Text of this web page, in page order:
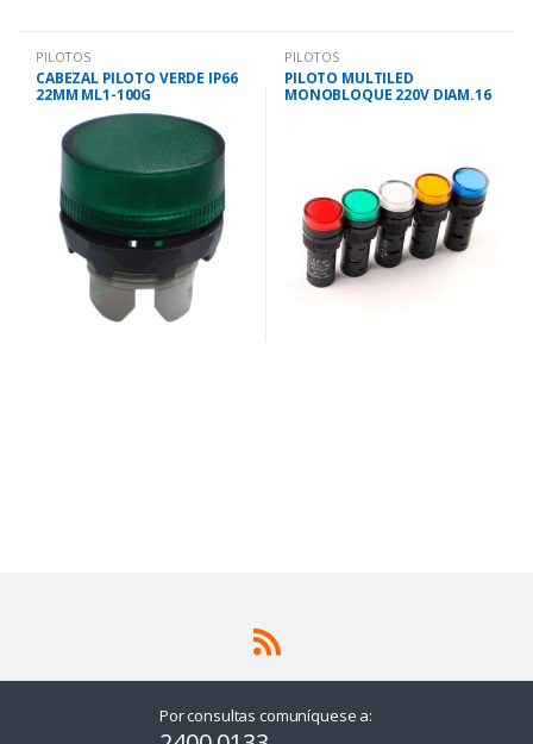
PILOTOS
CABEZAL PILOTO VERDE IP66
22MM ML1-100G
PILOTOS
PILOTO MULTILED
MONOBLOQUE 220V DIAM.16
Por consultas comuníquese a: